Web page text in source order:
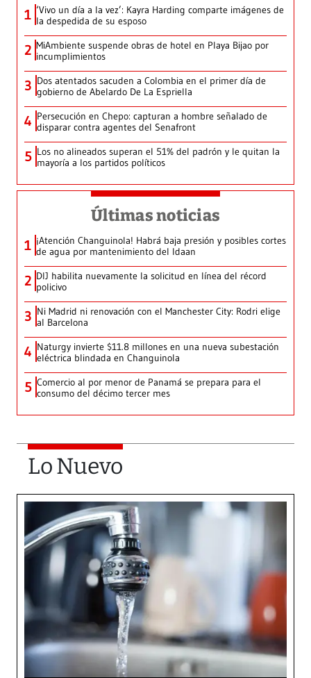
1 ‘Vivo un día a la vez’: Kayra Harding comparte imágenes de
la despedida de su esposo
2 MiAmbiente suspende obras de hotel en Playa Bijao por
incumplimientos
3 Dos atentados sacuden a Colombia en el primer día de
gobierno de Abelardo De La Espriella
4 Persecución en Chepo: capturan a hombre señalado de
disparar contra agentes del Senafront
5 Los no alineados superan el 51% del padrón y le quitan la
mayoría a los partidos políticos
Últimas noticias
1 ¡Atención Changuinola! Habrá baja presión y posibles cortes
de agua por mantenimiento del Idaan
2 DIJ habilita nuevamente la solicitud en línea del récord
policivo
3 Ni Madrid ni renovación con el Manchester City: Rodri elige
al Barcelona
4 Naturgy invierte $11.8 millones en una nueva subestación
eléctrica blindada en Changuinola
5 Comercio al por menor de Panamá se prepara para el
consumo del décimo tercer mes
Lo Nuevo